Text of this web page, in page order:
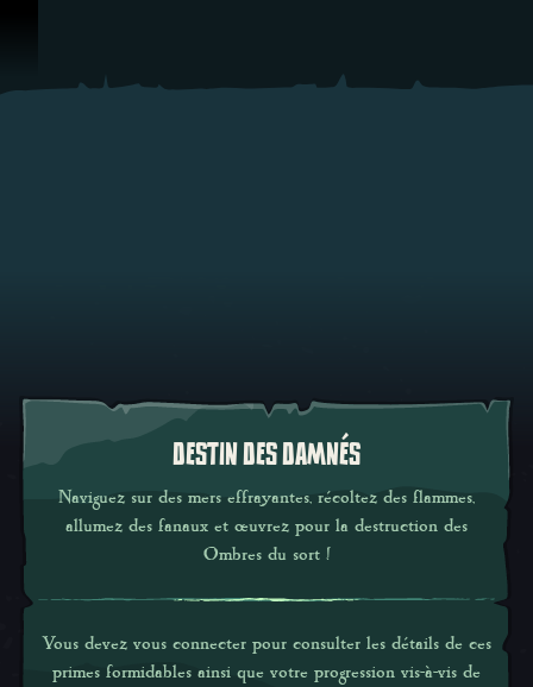
DESTIN DES DAMNÉS
Naviguez sur des mers effrayantes, récoltez des flammes,
allumez des fanaux et œuvrez pour la destruction des
Ombres du sort !
Vous devez vous connecter pour consulter les détails de ces
primes formidables ainsi que votre progression vis-à-vis de